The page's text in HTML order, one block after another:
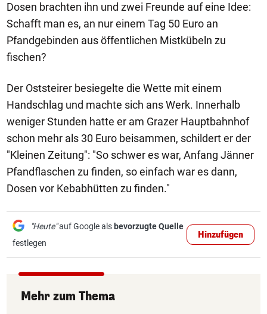
Dosen brachten ihn und zwei Freunde auf eine Idee:
Schafft man es, an nur einem Tag 50 Euro an
Pfandgebinden aus öffentlichen Mistkübeln zu
fischen?
Der Oststeirer besiegelte die Wette mit einem
Handschlag und machte sich ans Werk. Innerhalb
weniger Stunden hatte er am Grazer Hauptbahnhof
schon mehr als 30 Euro beisammen, schildert er der
"Kleinen Zeitung": "So schwer es war, Anfang Jänner
Pfandflaschen zu finden, so einfach war es dann,
Dosen vor Kebabhütten zu finden."
"Heute"auf Google als bevorzugte Quelle
festlegen
Hinzufügen
Mehr zum Thema